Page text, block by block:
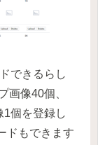
できるらし
画像40個、
1個を登録し
ドもできます